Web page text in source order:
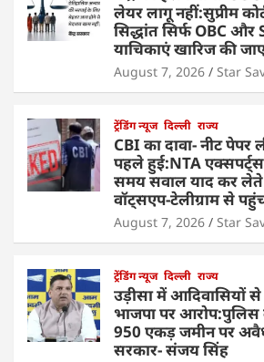
लेयर लागू नहीं:सुप्रीम
सिद्धांत सिर्फ OBC और
याचिकाएं खारिज की
August 7, 2026 Star
ट्रेंडिंग न्यूज दिल्ली राज्य
CBI का दावा- नीट पेपर
पहले हुई:NTA
समय सवाल याद कर लेते
वॉट्सएप-टेलीग्राम से
August 7, 2026 Star
ट्रेंडिंग न्यूज दिल्ली राज्य
उड़ीसा में आदिवासियों
भाजपा पर आरोप:पुलिस
950 एकड़ जमीन पर
सरकार- संजय सिंह